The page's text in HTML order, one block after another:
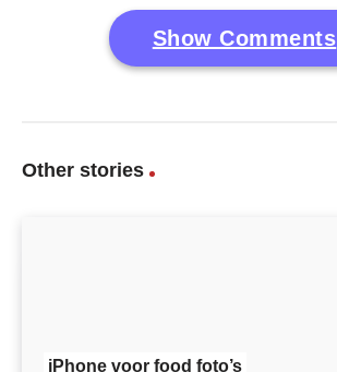
Show Comments
Other stories
iPhone voor food foto’s